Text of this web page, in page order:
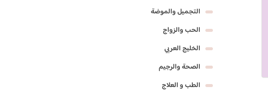
التجميل والموضة
الحب والزواج
الخليج العربي
الصحة والرجيم
الطب و العلاج